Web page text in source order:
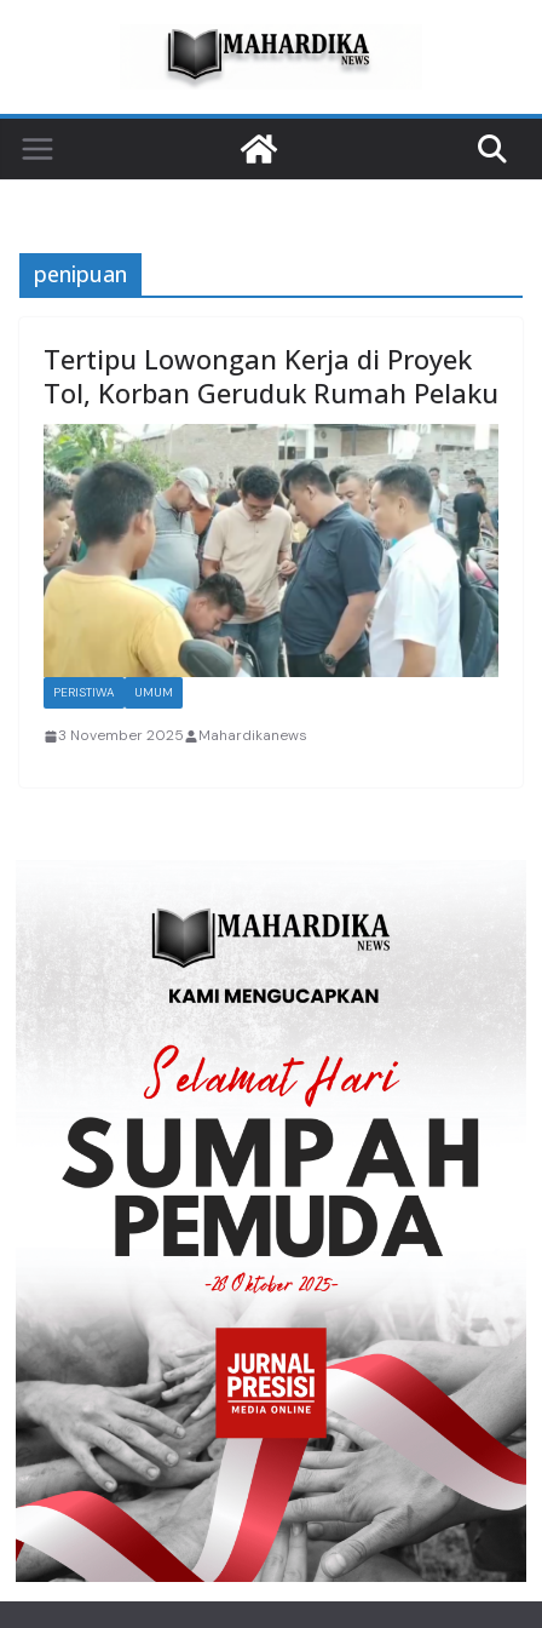
penipuan
Tertipu Lowongan Kerja di Proyek
Tol, Korban Geruduk Rumah Pelaku
PERISTIWA UMUM
3 November 2025 Mahardikanews